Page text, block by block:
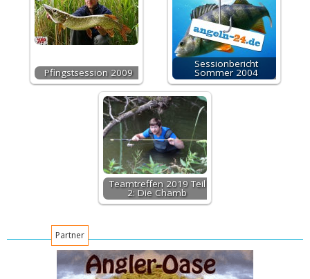
Pfingstsession 2009
Sessionbericht
Sommer 2004
Teamtreffen 2019 Teil
2: Die Chamb
Partner